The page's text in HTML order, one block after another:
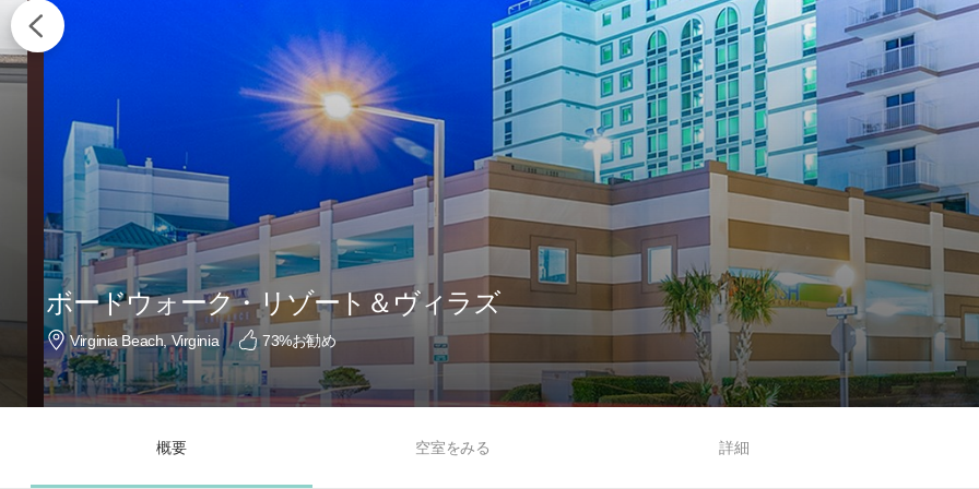
ボードウォーク・リゾート＆ヴィラズ
Virginia Beach, Virginia 73%お勧め
概要 空室をみる 詳細